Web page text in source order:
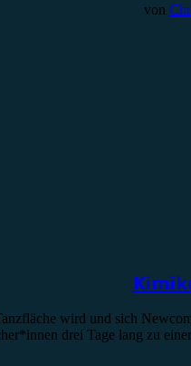
von
wird und sich
drei Tage lang zu